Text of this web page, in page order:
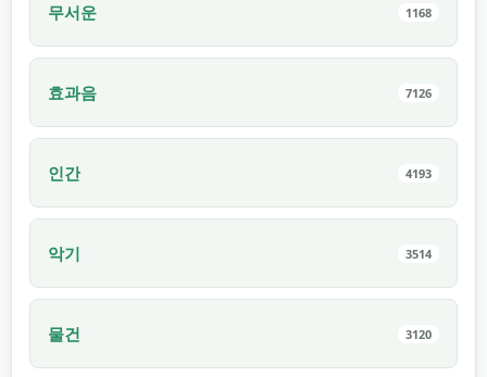
무서운 1168
효과음 7126
인간 4193
악기 3514
물건 3120